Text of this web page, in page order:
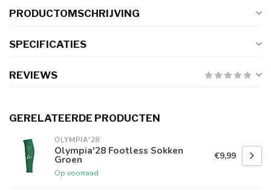
PRODUCTOMSCHRIJVING
SPECIFICATIES
REVIEWS
GERELATEERDE PRODUCTEN
OLYMPIA'28
Olympia'28 Footless Sokken
Groen
Op voorraad
€9,99